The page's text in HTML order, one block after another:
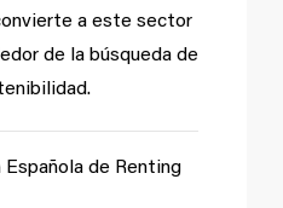
a este sector
de la búsqueda de
de Renting